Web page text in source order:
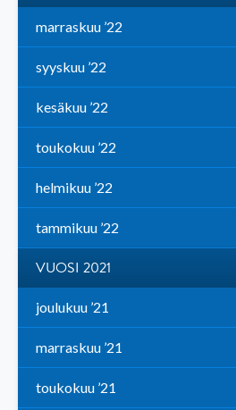
marraskuu ’22
syyskuu ’22
kesäkuu ’22
toukokuu ’22
helmikuu ’22
tammikuu ’22
VUOSI 2021
joulukuu ’21
marraskuu ’21
toukokuu ’21